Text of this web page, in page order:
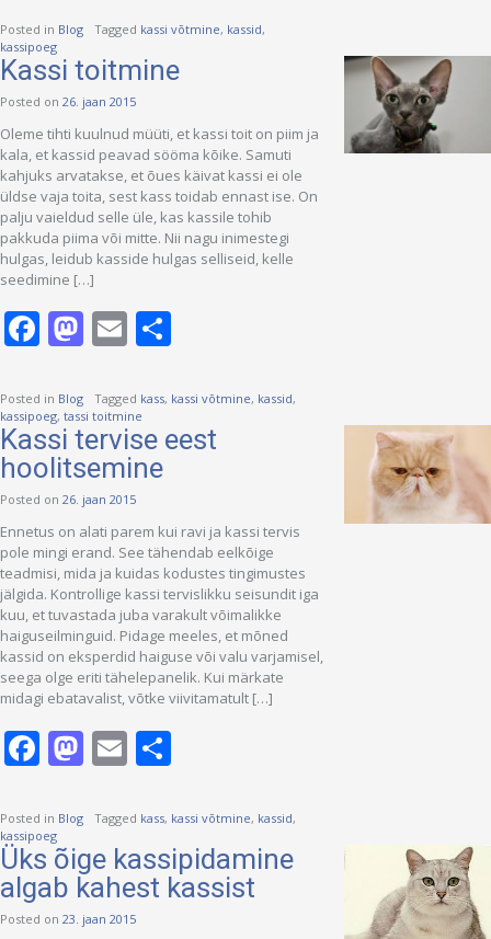
Posted in Blog Tagged kassi võtmine, kassid,
kassipoeg
Kassi toitmine
Posted on 26. jaan 2015
Oleme tihti kuulnud müüti, et kassi toit on piim ja
kala, et kassid peavad sööma kõike. Samuti
kahjuks arvatakse, et õues käivat kassi ei ole
üldse vaja toita, sest kass toidab ennast ise. On
palju vaieldud selle üle, kas kassile tohib
pakkuda piima või mitte. Nii nagu inimestegi
hulgas, leidub kasside hulgas selliseid, kelle
seedimine […]
Facebook
Mastodon
Email
Posted in Blog Tagged kass, kassi võtmine, kassid,
kassipoeg, tassi toitmine
Kassi tervise eest
hoolitsemine
Posted on 26. jaan 2015
Ennetus on alati parem kui ravi ja kassi tervis
pole mingi erand. See tähendab eelkõige
teadmisi, mida ja kuidas kodustes tingimustes
jälgida. Kontrollige kassi tervislikku seisundit iga
kuu, et tuvastada juba varakult võimalikke
haiguseilminguid. Pidage meeles, et mõned
kassid on eksperdid haiguse või valu varjamisel,
seega olge eriti tähelepanelik. Kui märkate
midagi ebatavalist, võtke viivitamatult […]
Facebook
Mastodon
Email
Posted in Blog Tagged kass, kassi võtmine, kassid,
kassipoeg
Üks õige kassipidamine
algab kahest kassist
Posted on 23. jaan 2015